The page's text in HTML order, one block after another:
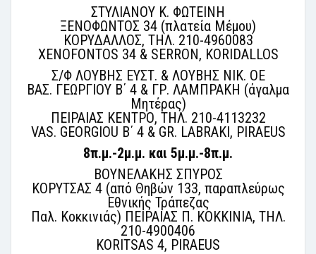
ΣΤΥΛΙΑΝΟΥ Κ. ΦΩΤΕΙΝΗ
ΞΕΝΟΦΩΝΤΟΣ 34 (πλατεία Μέμου)
ΚΟΡΥΔΑΛΛΟΣ, ΤΗΛ. 210-4960083
XENOFONTOS 34 & SERRON, KORIDALLOS
Σ/Φ ΛΟΥΒΗΣ ΕΥΣΤ. & ΛΟΥΒΗΣ ΝΙΚ. ΟΕ
ΒΑΣ. ΓΕΩΡΓΙΟΥ Β΄ 4 & ΓΡ. ΛΑΜΠΡΑΚΗ (άγαλμα
Μητέρας)
ΠΕΙΡΑΙΑΣ ΚΕΝΤΡΟ, ΤΗΛ. 210-4113232
VAS. GEORGIOU B΄ 4 & GR. LABRAKI, PIRAEUS
8π.μ.-2μ.μ. και 5μ.μ.-8π.μ.
ΒΟΥΝΕΛΑΚΗΣ ΣΠΥΡΟΣ
ΚΟΡΥΤΣΑΣ 4 (από Θηβών 133, παραπλεύρως
Εθνικής Τράπεζας
Παλ. Κοκκινιάς) ΠΕΙΡΑΙΑΣ Π. ΚΟΚΚΙΝΙΑ, ΤΗΛ.
210-4900406
KORITSAS 4, PIRAEUS